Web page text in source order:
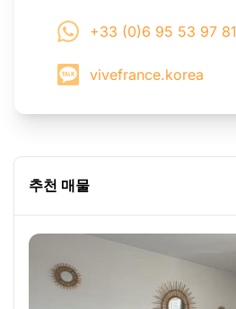
+33 (0)6 95 53 97 81
vivefrance.korea
추천 매물